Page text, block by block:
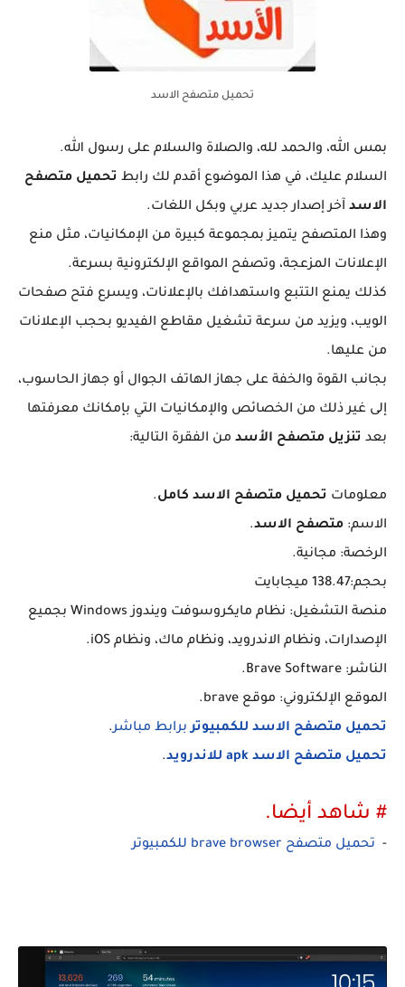
تحميل متصفح الاسد
بمس الله، والحمد لله، والصلاة والسلام على رسول الله.
السلام عليك، في هذا الموضوع أقدم لك رابط تحميل متصفح
الاسد آخر إصدار جديد عربي وبكل اللغات.
وهذا المتصفح يتميز بمجموعة كبيرة من الإمكانيات، مثل منع
الإعلانات المزعجة، وتصفح المواقع الإلكترونية بسرعة.
كذلك يمنع التتبع واستهدافك بالإعلانات، ويسرع فتح صفحات
الويب، ويزيد من سرعة تشغيل مقاطع الفيديو بحجب الإعلانات
من عليها.
بجانب القوة والخفة على جهاز الهاتف الجوال أو جهاز الحاسوب،
إلى غير ذلك من الخصائص والإمكانيات التي بإمكانك معرفتها
بعد تنزيل متصفح الأسد من الفقرة التالية:
معلومات تحميل متصفح الاسد كامل.
الاسم: متصفح الاسد.
الرخصة: مجانية.
بحجم:138.47 ميجابايت
منصة التشغيل: نظام مايكروسوفت ويندوز Windows بجميع
الإصدارات، ونظام الاندرويد، ونظام ماك، ونظام iOS.
الناشر: Brave Software.
الموقع الإلكتروني: موقع brave.
تحميل متصفح الاسد للكمبيوتربرابط مباشر.
تحميل متصفح الاسد apk للاندرويد
.
# شاهد أيضا.
- تحميل متصفح brave browser للكمبيوتر